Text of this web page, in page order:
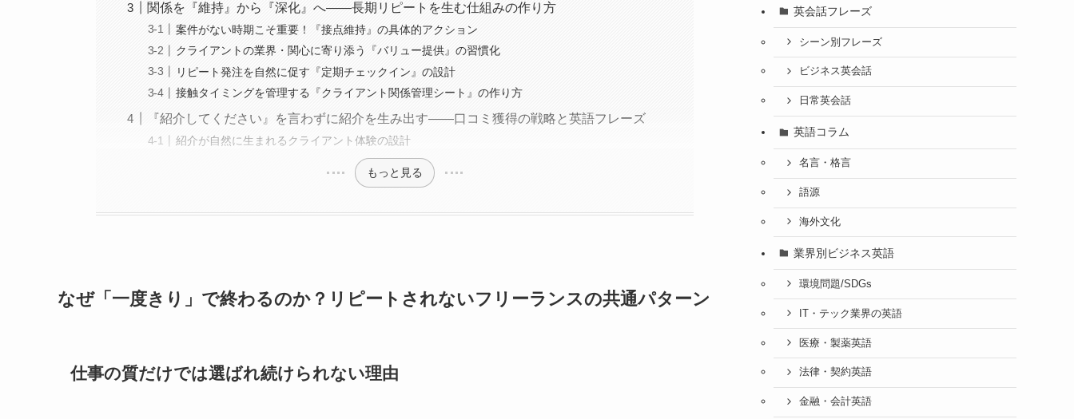
関係を『維持』から『深化』へ——長期リピートを生む仕組みの作り方
案件がない時期こそ重要！『接点維持』の具体的アクション
クライアントの業界・関心に寄り添う『バリュー提供』の習慣化
リピート発注を自然に促す『定期チェックイン』の設計
接触タイミングを管理する『クライアント関係管理シート』の作り方
『紹介してください』を言わずに紹介を生み出す——口コミ獲得の戦略と英語フレーズ
紹介が自然に生まれるクライアント体験の設計
もっと見る
なぜ「一度きり」で終わるのか？リピートされないフリーランスの共通パターン
仕事の質だけでは選ばれ続けられない理由
英会話フレーズ
シーン別フレーズ
ビジネス英会話
日常英会話
英語コラム
名言・格言
語源
海外文化
業界別ビジネス英語
環境問題/SDGs
IT・テック業界の英語
医療・製薬英語
法律・契約英語
金融・会計英語